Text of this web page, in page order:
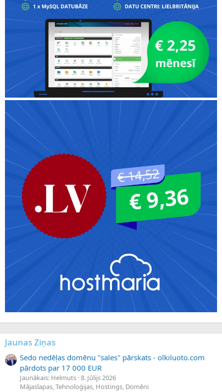
Jaunas Ziņas
Sedo nedēļas domēnu "sales" pārskats - olkiluoto.com
pārdots par 17 000 EUR
Jaunākais: Helmuts 8. Jūlijs 2026
Mājaslapas, Tehnoloģijas, Hostings, Domēni